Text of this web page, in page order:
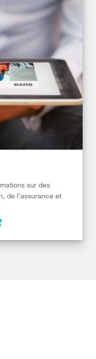
sur des
de l’assurance et